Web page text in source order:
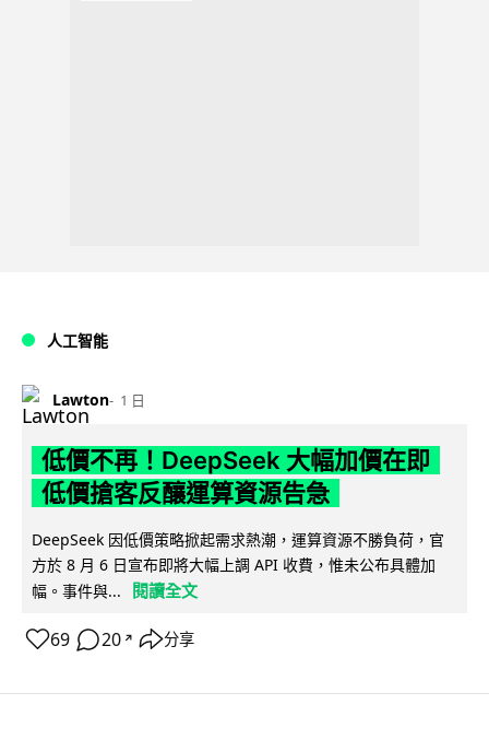
人工智能
Lawton 1 日
低價不再！DeepSeek 大幅加價在即
低價搶客反釀運算資源告急
DeepSeek 因低價策略掀起需求熱潮，運算資源不勝負荷，官
方於 8 月 6 日宣布即將大幅上調 API 收費，惟未公布具體加
幅。事件與...
閱讀全文
69 20 ↗ 分享